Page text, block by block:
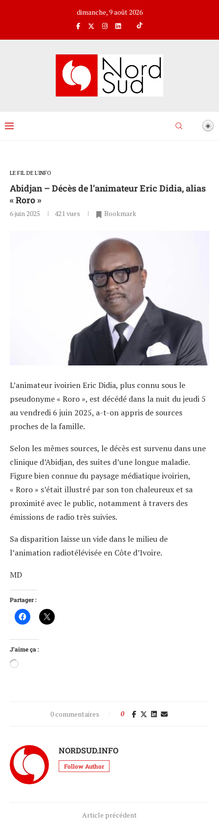
dimanche, 9 août 2026
LE FIL DE L'INFO
Abidjan – Décès de l’animateur Eric Didia, alias
« Roro »
6 juin 2025 421 vues Bookmark
L’animateur ivoirien Eric Didia, plus connu sous le
pseudonyme « Roro », est décédé dans la nuit du jeudi 5
au vendredi 6 juin 2025, a-t-on appris de sources
proches de la famille.
Selon les mêmes sources, le décès est survenu dans une
clinique d’Abidjan, des suites d’une longue maladie.
Figure bien connue du paysage médiatique ivoirien,
« Roro » s’était illustré par son ton chaleureux et sa
proximité avec le public, notamment à travers des
émissions de radio très suivies.
Sa disparition laisse un vide dans le milieu de
l’animation radiotélévisée en Côte d’Ivoire.
MD
Partager :
J’aime ça :
0 commentaires 0
NORDSUD.INFO
Follow Author
Article précédent